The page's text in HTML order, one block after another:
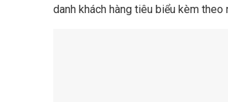
danh khách hàng tiêu biểu kèm theo